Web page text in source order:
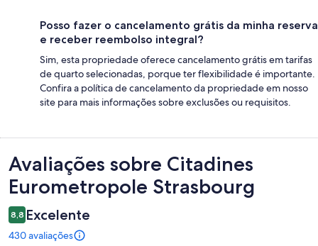
Posso fazer o cancelamento grátis da minha reserva
e receber reembolso integral?
Sim, esta propriedade oferece cancelamento grátis em tarifas
de quarto selecionadas, porque ter flexibilidade é importante.
Confira a política de cancelamento da propriedade em nosso
site para mais informações sobre exclusões ou requisitos.
Avaliações
Avaliações sobre Citadines
Eurometropole Strasbourg
8,8 Excelente
430 avaliações